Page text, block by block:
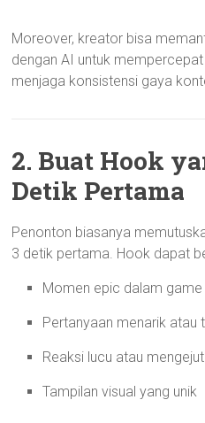
Moreover, kreator bisa
dengan AI untuk
menjaga konsistensi gaya
2. Buat Hook
Detik Pertama
Penonton biasanya
3 detik pertama. Hook dapat
Momen epic dalam game
Pertanyaan menarik atau
Reaksi lucu atau
Tampilan visual yang unik